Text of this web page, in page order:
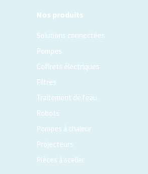
Nos produits
Solutions connectées
Pompes
Coffrets électriques
Filtres
Traitement de l'eau
Robots
Pompes à chaleur
Projecteurs
Pièces à sceller